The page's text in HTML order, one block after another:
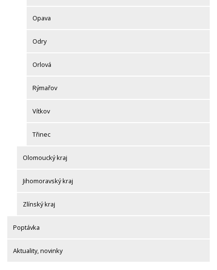
Opava
Odry
Orlová
Rýmařov
Vítkov
Třinec
Olomoucký kraj
Jihomoravský kraj
Zlínský kraj
Poptávka
Aktuality, novinky